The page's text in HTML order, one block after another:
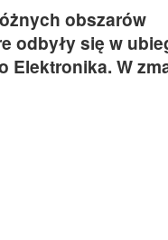
obszarów
odbyły się w
Elektronika. W